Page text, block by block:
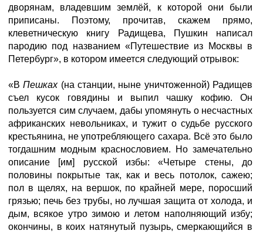
дворянам, владевшим землёй, к которой они были
приписаны. Поэтому, прочитав, скажем прямо,
клеветническую книгу Радищева, Пушкин написал
пародию под названием «Путешествие из Москвы в
Петербург», в котором имеется следующий отрывок:
«ВПешках (на станции, ныне уничтоженной) Радищев
съел кусок говядины и выпил чашку кофию. Он
пользуется сим случаем, дабы упомянуть о несчастных
африканских невольниках, и тужит о судьбе русского
крестьянина, не употребляющего сахара. Всё это было
тогдашним модным краснословием. Но замечательно
описание [им] русской избы: «Четыре стены, до
половины покрытые так, как и весь потолок, сажею;
пол в щелях, на вершок, по крайней мере, поросший
грязью; печь без трубы, но лучшая защита от холода, и
дым, всякое утро зимою и летом наполняющий избу;
окончины, в коих натянутый пузырь, смеркающийся в